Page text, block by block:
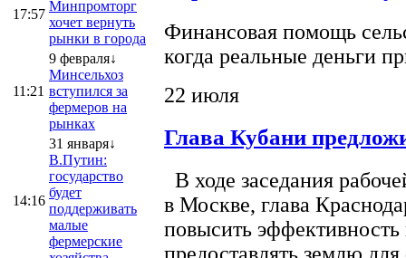
17:57
Минпромторг
хочет вернуть
рынки в города
11:21
9 февраля↓
Минсельхоз
вступился за
фермеров на
рынках
14:16
31 января↓
В.Путин:
государство
будет
поддерживать
малые
фермерские
Финансовая помощь
когда реальные деньги
22 июля
Глава Кубани
В ходе заседания
в Москве, глава
повысить эффективность